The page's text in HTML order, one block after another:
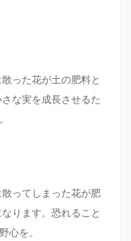
った花が土の肥料と
な実を成長させるた
ってしまった花が肥
ります。恐れること
心を。